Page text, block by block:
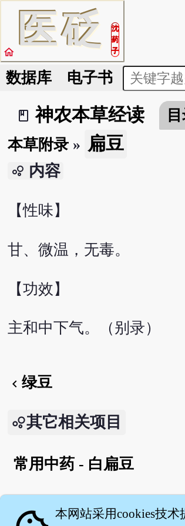
医砭
沈
药
子
home
数据库 电子书
book_2
神农本草经读
本草附录» 扁豆
bubble_chart 内容
【性味】
甘、微温，无毒。
【功效】
主和中下气。（别录）
chevron_left 绿豆
其它相关项目
常用中药 - 白扁豆
English version
本网站采用cookies技